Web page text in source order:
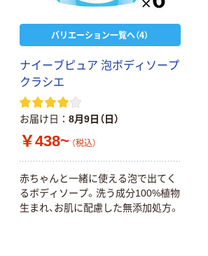
バリエーション一覧へ（4）
ナイーブピュア 泡ボディソープ
クラシエ
お届け日 8月9日（日）
￥438~ （税込）
赤ちゃんと一緒に使える泡で出てく
るボディソープ。洗う成分100%植物
生まれ、お肌に配慮した無添加処方。
付き
（税込）
ティティメディ
カル レオペール
専用スタンド
（キャッチ式）
￥40,880~
（税込）
人気商品
人気商品